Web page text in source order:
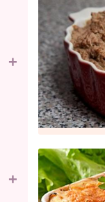
+
+